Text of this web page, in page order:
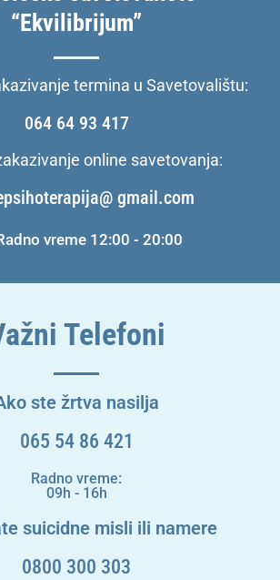
“Ekvilibrijum”
termina u Savetovalištu:
064 64 93 417
online savetovanja:
gmail.com
vreme 12:00 - 20:00
Telefoni
ste žrtva nasilja
065 54 86 421
Radno vreme:
09h - 16h
suicidne misli ili namere
0800 300 303